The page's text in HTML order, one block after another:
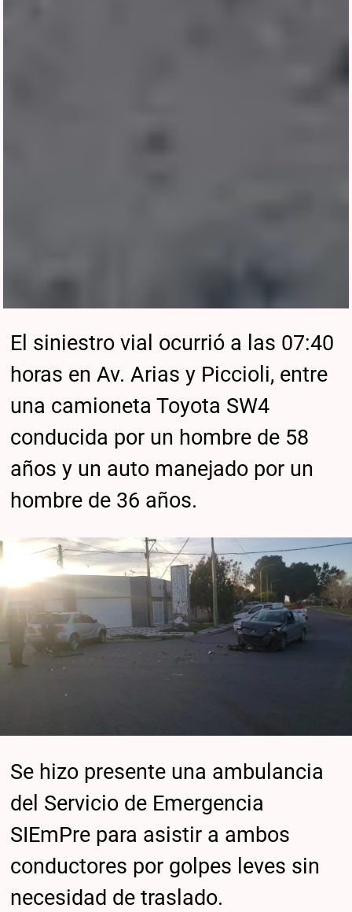
El siniestro vial ocurrió a las 07:40
horas en Av. Arias y Piccioli, entre
una camioneta Toyota SW4
conducida por un hombre de 58
años y un auto manejado por un
hombre de 36 años.
Se hizo presente una ambulancia
del Servicio de Emergencia
SIEmPre para asistir a ambos
conductores por golpes leves sin
necesidad de traslado.